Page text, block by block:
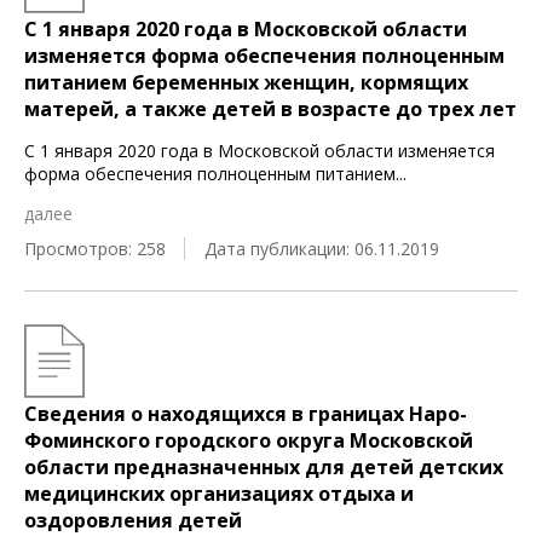
С 1 января 2020 года в Московской области
изменяется форма обеспечения полноценным
питанием беременных женщин, кормящих
матерей, а также детей в возрасте до трех лет
С 1 января 2020 года в Московской области изменяется
форма обеспечения полноценным питанием...
далее
Просмотров: 258
Дата публикации: 06.11.2019
Сведения о находящихся в границах Наро-
Фоминского городского округа Московской
области предназначенных для детей детских
медицинских организациях отдыха и
оздоровления детей